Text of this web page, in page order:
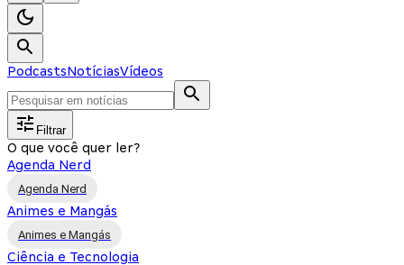
PodcastsNotíciasVídeos
Filtrar
O que você quer ler?
Agenda Nerd
Agenda Nerd
Animes e Mangás
Animes e Mangás
Ciência e Tecnologia